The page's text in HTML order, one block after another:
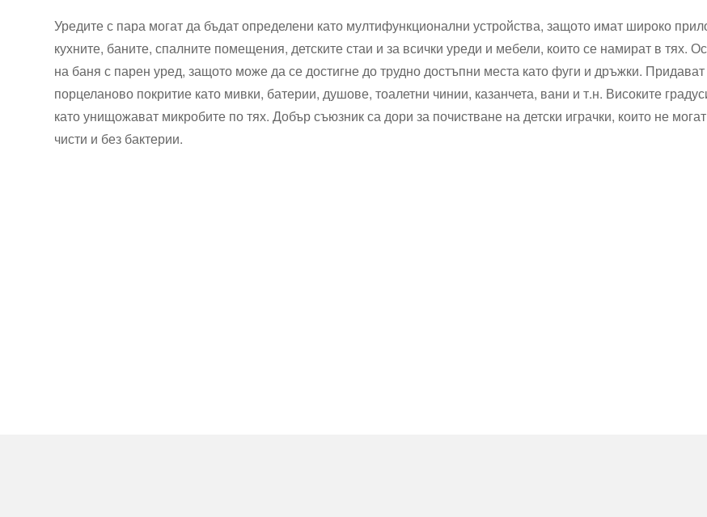
Уредите с пара могат да бъдат определени като мултифункционални устройства, защото имат широко
кухните, баните, спалните помещения, детските стаи и за всички уреди и мебели, които се намират в тях.
на баня с парен уред, защото може да се достигне до трудно достъпни места като фуги и дръжки.
порцеланово покритие като мивки, батерии, душове, тоалетни чинии, казанчета, вани и т.н. Високите
като унищожават микробите по тях. Добър съюзник са дори за почистване на детски играчки, които не
чисти и без бактерии.